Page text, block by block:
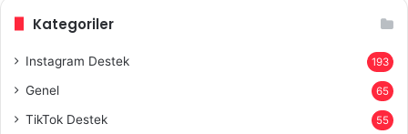
Kategoriler
Instagram Destek 193
Genel 65
TikTok Destek 55